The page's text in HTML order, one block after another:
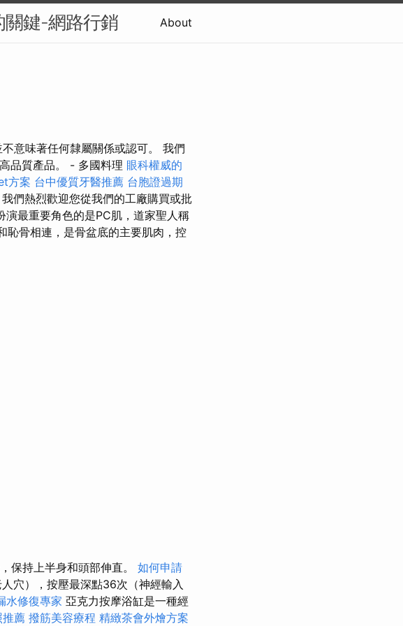
關鍵-網路行銷 About
意味著任何隸屬關係或認可。 我們
品質產品。 - 多國料理 眼科權威的
方案 台中優質牙醫推薦 台胞證過期
我們熱烈歡迎您從我們的工廠購買或批
演最重要角色的是PC肌，道家聖人稱
恥骨相連，是骨盆底的主要肌肉，控
保持上半身和頭部伸直。 如何申請
穴），按壓最深點36次（神經輸入
水修復專家 亞克力按摩浴缸是一種經
推薦 撥筋美容療程 精緻茶會外燴方案